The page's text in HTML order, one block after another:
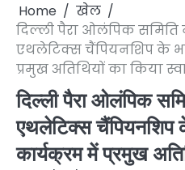
Home
खेल
दिल्ली पैरा ओलंपिक समिति
एथलेटिक्स चैंपियनशिप के
प्रमुख अतिथियों का किया
दिल्ली पैरा ओलंपिक
एथलेटिक्स चैंपियनशिप
कार्यक्रम में प्रमुख